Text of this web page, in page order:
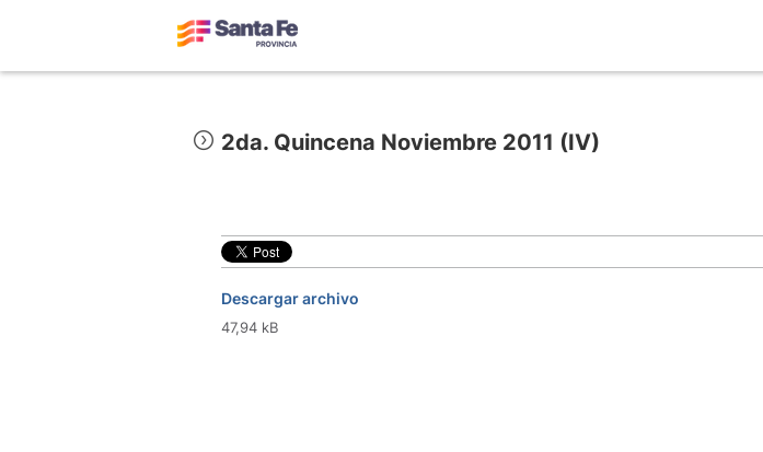
2da. Quincena Noviembre 2011 (IV)
Descargar archivo
47,94 kB